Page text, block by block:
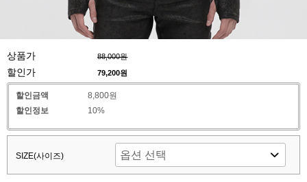
상품가 88,000원
할인가 79,200원
할인금액
8,800원
할인정보
10%
SIZE(사이즈)